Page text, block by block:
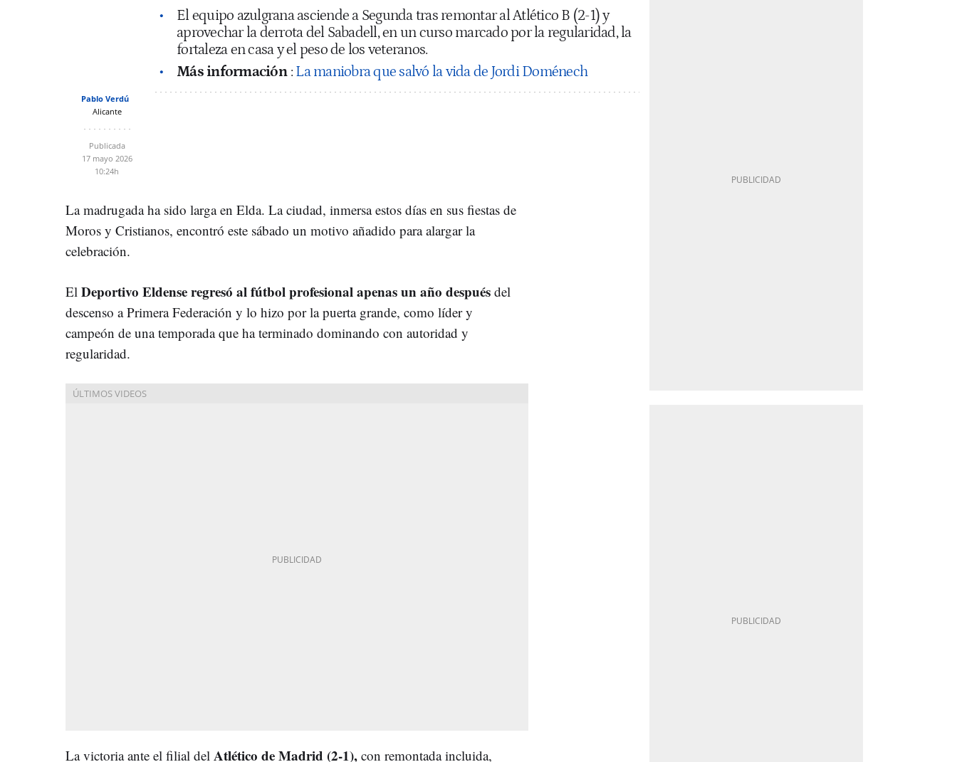
El equipo azulgrana asciende a Segunda tras remontar al Atlético B (2-1) y
aprovechar la derrota del Sabadell, en un curso marcado por la regularidad, la
fortaleza en casa y el peso de los veteranos.
Más información : La maniobra que salvó la vida de Jordi Doménech
Pablo Verdú
Alicante
Publicada
17 mayo 2026
10:24h
La madrugada ha sido larga en Elda. La ciudad, inmersa estos días en sus fiestas de
Moros y Cristianos, encontró este sábado un motivo añadido para alargar la
celebración.
El Deportivo Eldense regresó al fútbol profesional apenas un año después del
descenso a Primera Federación y lo hizo por la puerta grande, como líder y
campeón de una temporada que ha terminado dominando con autoridad y
regularidad.
La victoria ante el filial del Atlético de Madrid (2-1), con remontada incluida,